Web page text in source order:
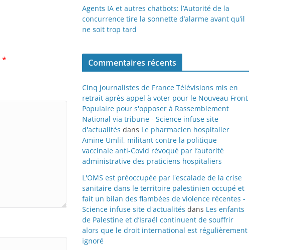
*
Agents IA et autres chatbots: l’Autorité de la
concurrence tire la sonnette d’alarme avant qu’il
ne soit trop tard
Commentaires récents
Cinq journalistes de France Télévisions mis en
retrait après appel à voter pour le Nouveau Front
Populaire pour s'opposer à Rassemblement
National via tribune - Science infuse site
d'actualités dans Le pharmacien hospitalier
Amine Umlil, militant contre la politique
vaccinale anti-Covid révoqué par l’autorité
administrative des praticiens hospitaliers
L'OMS est préoccupée par l'escalade de la crise
sanitaire dans le territoire palestinien occupé et
fait un bilan des flambées de violence récentes -
Science infuse site d'actualités dans Les enfants
de Palestine et d’Israël continuent de souffrir
alors que le droit international est régulièrement
ignoré